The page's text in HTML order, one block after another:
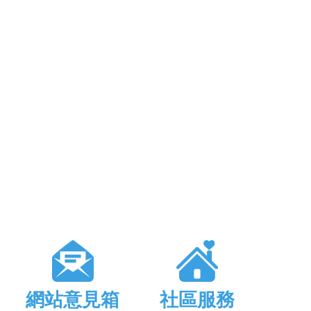
網站意見箱 社區服務